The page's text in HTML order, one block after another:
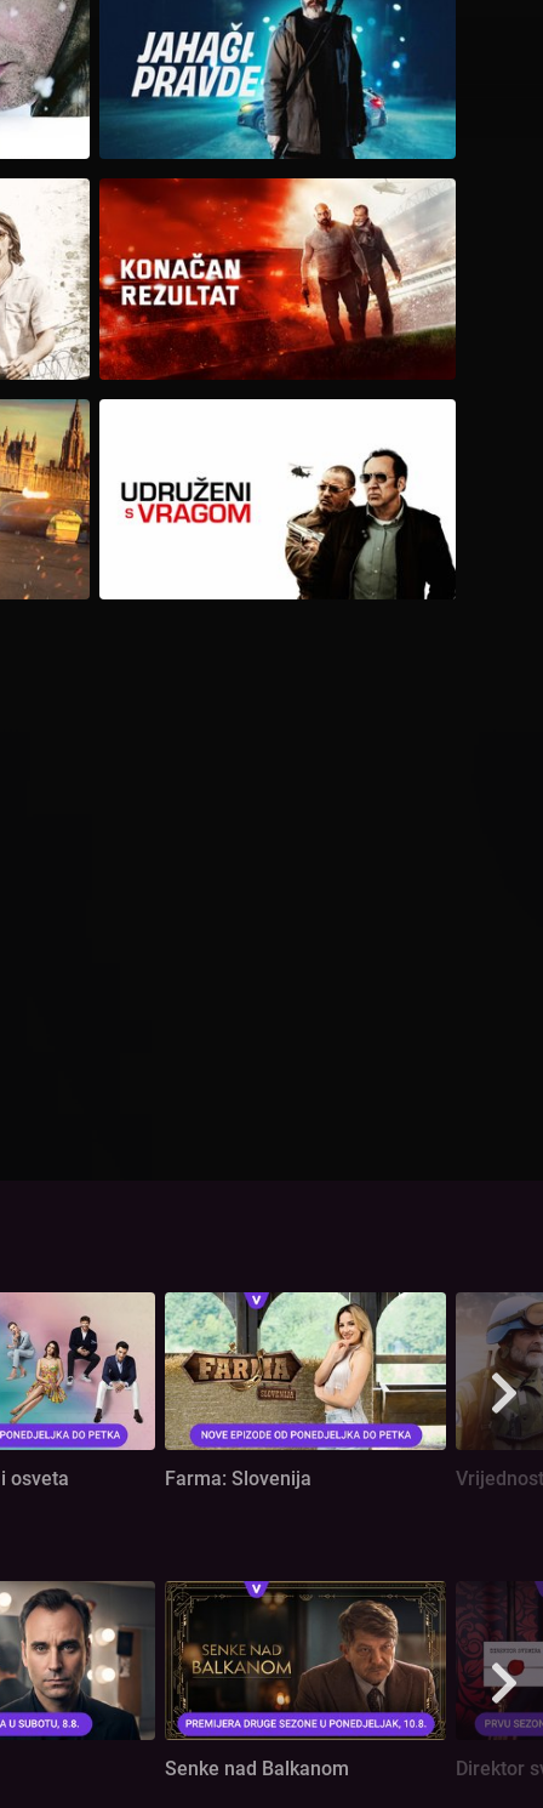
osveta Farma: Slovenija
Senke nad Balkanom